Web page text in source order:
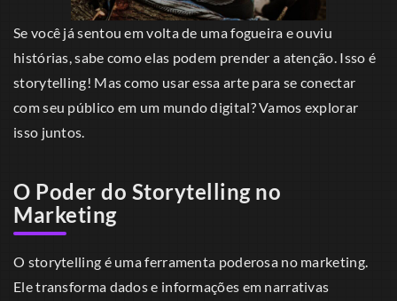
Se você já sentou em volta de uma fogueira e ouviu
histórias, sabe como elas podem prender a atenção. Isso é
storytelling! Mas como usar essa arte para se conectar
com seu público em um mundo digital? Vamos explorar
isso juntos.
O Poder do Storytelling no
Marketing
O storytelling é uma ferramenta poderosa no marketing.
Ele transforma dados e informações em narrativas